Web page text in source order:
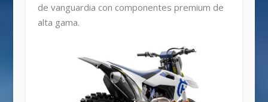
de vanguardia con componentes premium de
alta gama.